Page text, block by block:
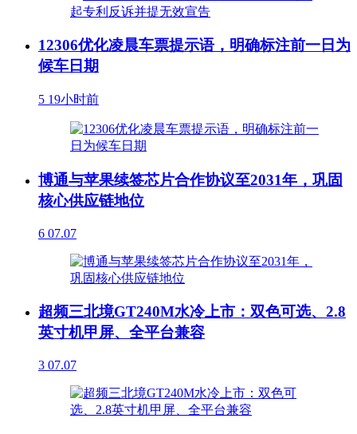
12306优化凌晨车票提示语，明确标注前一日为
候车日期
5 19小时前
博通与苹果续签芯片合作协议至2031年，巩固
核心供应链地位
6 07.07
超频三北境GT240M水冷上市：双色可选、2.8
英寸机甲屏、全平台兼容
3 07.07